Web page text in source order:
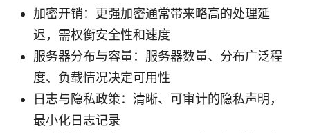
加密开销：更强加密通常带来略高的处理延
迟，需权衡安全性和速度
服务器分布与容量：服务器数量、分布广泛程
度、负载情况决定可用性
日志与隐私政策：清晰、可审计的隐私声明，
最小化日志记录